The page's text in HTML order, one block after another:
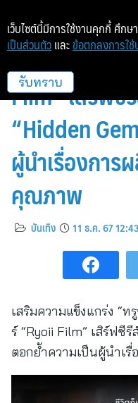
“ทรูซีเจ ครีเอ
Film” เสิร์ฟซี
“Hidden
ผู้นำเรื่องการ
คุณภาพ
บันเทิง 11 ธ.ค. 67 12:43
เสริมความแข็งแกร่ง “ท
ร์ “Ryoii Film” เสิร์ฟซี
ตอกย้ำความเป็นผู้นำเ
เว็บไซต์นี้มีการใช้งานคุกกี้ ศึกษ
เป็นส่วนตัว และ ข้อตกลงการใช้
รับทราบ